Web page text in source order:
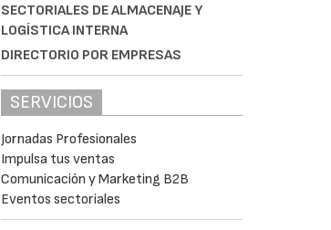
SECTORIALES DE ALMACENAJE Y
LOGÍSTICA INTERNA
DIRECTORIO POR EMPRESAS
SERVICIOS
Jornadas Profesionales
Impulsa tus ventas
Comunicación y Marketing B2B
Eventos sectoriales